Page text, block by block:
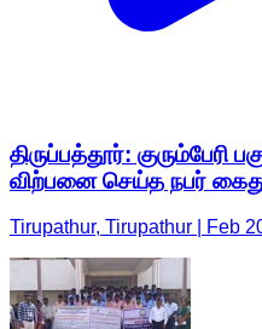
திருப்பத்தூர்: குரும்பேரி
விற்பனை செய்த நபர்
Tirupathur, Tirupathur | Feb